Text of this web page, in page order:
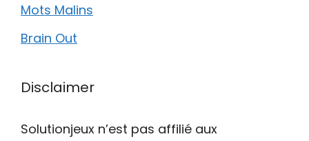
Mots Malins
Brain Out
Disclaimer
Solutionjeux n’est pas affilié aux